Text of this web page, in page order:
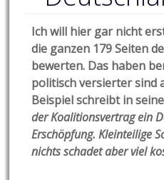
Ich will hier gar nicht
die ganzen 179 Seiten
bewerten. Das haben
politisch versierter sind
Beispiel schreibt in
der Koalitionsvertrag ein
Erschöpfung. Kleinteilige
nichts schadet aber viel